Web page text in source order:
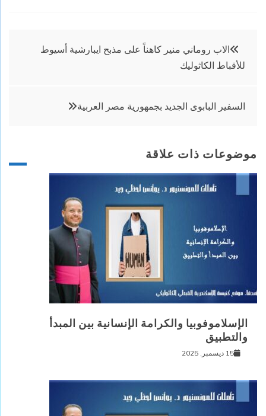
تصفّح
المقالات
الاب روماني منير كاهناً على مذبح ايبارشية أسيوط
للأقباط الكاثوليك
السفير البابوى الجديد بجمهورية مصر العربية
موضوعات ذات علاقة
الإسلاموفوبيا والكرامة الإنسانية بين المبدأ
والتطبيق
15 ديسمبر, 2025